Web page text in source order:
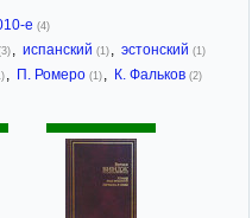
е (4)
, испанский (1) , эстонский (1)
, П. Ромеро (1) , К. Фальков (2)